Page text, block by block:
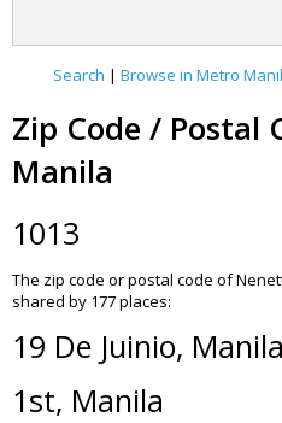
Search | Browse in Metro
Zip Code / Postal
Manila
1013
The zip code or postal code of
shared by 177 places:
19 De Juinio, Manila
1st, Manila